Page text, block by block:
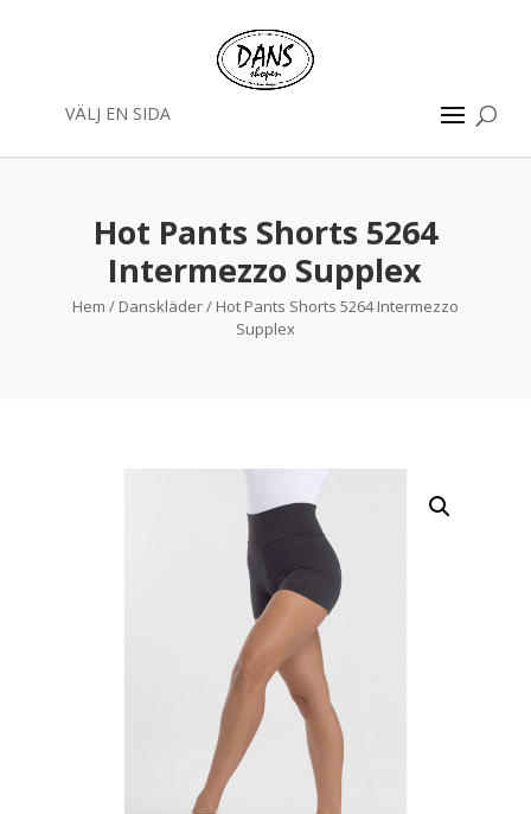
VÄLJ EN SIDA
Hot Pants Shorts 5264
Intermezzo Supplex
Hem / Danskläder/ Hot Pants Shorts 5264 Intermezzo
Supplex